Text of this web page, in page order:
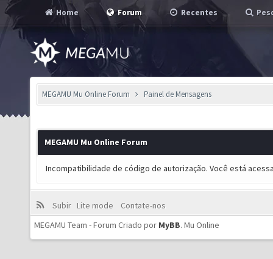
Home Forum Recentes
MEGAMU Mu Online Forum Painel de Mensagens
MEGAMU Mu Online Forum
Incompatibilidade de código de autorização. Você está
Subir Lite mode
Contate-nos
MEGAMU Team - Forum Criado por MyBB. Mu Online